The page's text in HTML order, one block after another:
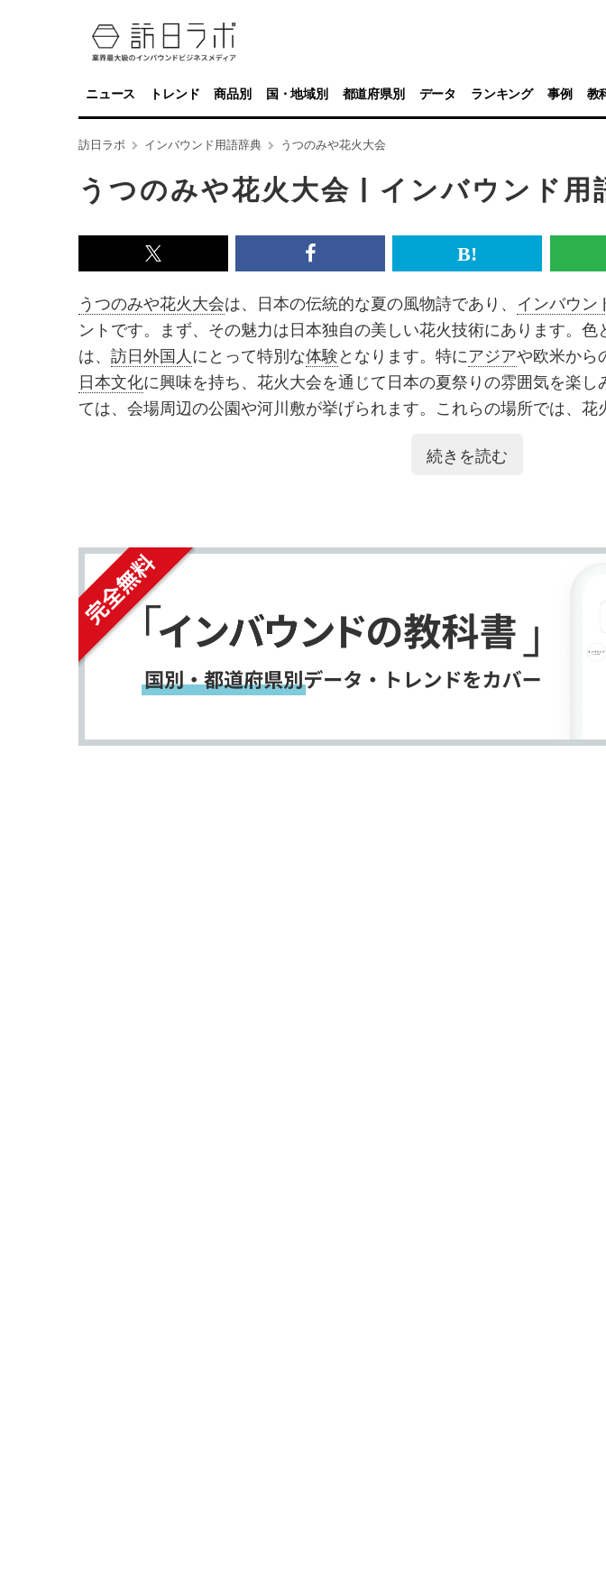
ニュース トレンド 商品別 国・地域別 都道府県別 データ ランキング 事例 教
訪日ラボ インバウンド用語辞典 うつのみや花火大会
うつのみや花火大会 | インバウンド用
x<br>
で
記
事
を
シ
Facebook<br>
で
記
事
を
シ
は
て
な
ブ
ッ
ク
ー
追
うつのみや花火大会は、日本の伝統的な夏の風物詩であり、 インバウン
ントです。まず、その魅力は日本独自の美しい花火技術にあります。
は、 訪日外国人にとって特別な体験となります。特にアジアや欧米から
日本文化に興味を持ち、花火大会を通じて日本の夏祭りの雰囲気を楽
ては、会場周辺の公園や河川敷が挙げられます。これらの場所では、
続きを読む